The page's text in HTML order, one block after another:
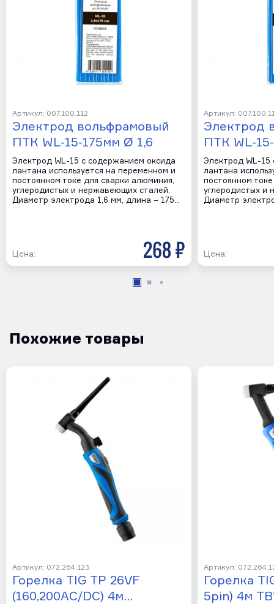
Артикул: 007.100.112
Электрод вольфрамовый
ПТК WL-15-175мм Ø 1,6
Электрод WL-15 с содержанием оксида
лантана используется на переменном и
постоянном токе для сварки алюминия,
углеродистых и нержавеющих сталей.
Диаметр электрода 1,6 мм, длина – 175…
Цена: 268 р
Артикул:
Электрод
ПТК WL-
Электрод WL-15
лантана
постоянном
углеродистых и
Диаметр
Цена:
Похожие товары
Артикул: 072.264.123
Горелка TIG TP 26VF
(160,200AC/DC) 4м…
Артикул:
Горелка
5pin) 4м